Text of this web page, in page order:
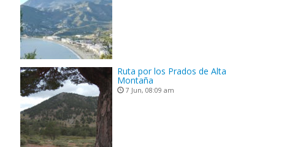
Ruta por los Prados de Alta
Montaña
7 Jun, 08:09 am